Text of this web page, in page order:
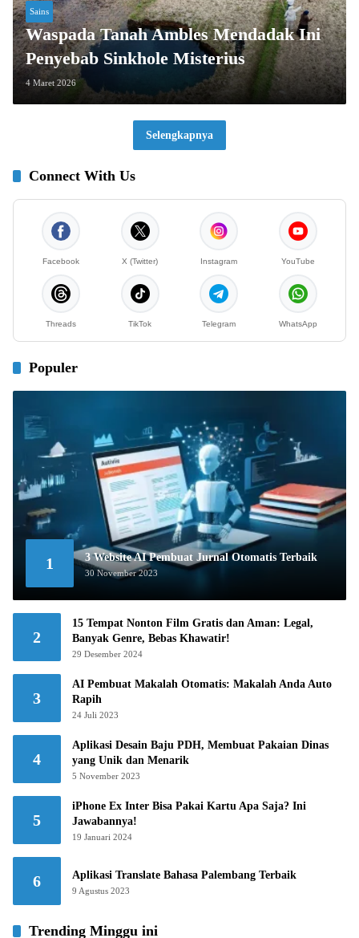
Sains
Waspada Tanah Ambles Mendadak Ini
Penyebab Sinkhole Misterius
4 Maret 2026
Selengkapnya
Connect With Us
Facebook X (Twitter) Instagram YouTube
Threads TikTok Telegram WhatsApp
Populer
1 3 Website AI Pembuat Jurnal Otomatis Terbaik
30 November 2023
2
15 Tempat Nonton Film Gratis dan Aman: Legal,
Banyak Genre, Bebas Khawatir!
29 Desember 2024
3
AI Pembuat Makalah Otomatis: Makalah Anda Auto
Rapih
24 Juli 2023
4
Aplikasi Desain Baju PDH, Membuat Pakaian Dinas
yang Unik dan Menarik
5 November 2023
5
iPhone Ex Inter Bisa Pakai Kartu Apa Saja? Ini
Jawabannya!
19 Januari 2024
6 Aplikasi Translate Bahasa Palembang Terbaik
9 Agustus 2023
Trending Minggu ini